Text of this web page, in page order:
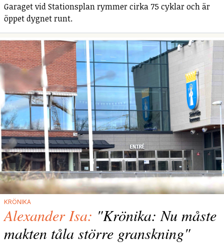
Garaget vid Stationsplan rymmer cirka 75 cyklar och är
öppet dygnet runt.
KRÖNIKA
Alexander Isa: "Krönika: Nu måste
makten tåla större granskning"